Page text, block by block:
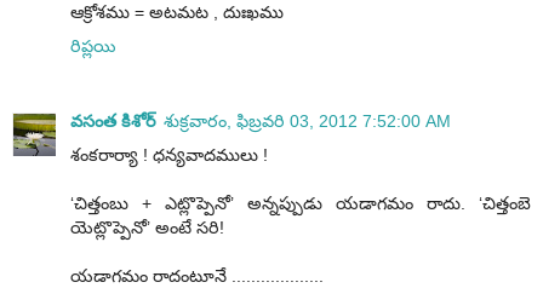
ఆక్రోశము = అటమట , దుఃఖము
రిప్లయి
వసంత కిశోర్ శుక్రవారం, ఫిబ్రవరి 03, 2012 7:52:00 AM
శంకరార్యా ! ధన్యవాదములు !
‘చిత్తంబు + ఎట్లొప్పెనో’ అన్నప్పుడు యడాగమం రాదు. ‘చిత్తంబె
యెట్లొప్పెనో’ అంటే సరి!
యడాగమం రాదంటూనే ...................